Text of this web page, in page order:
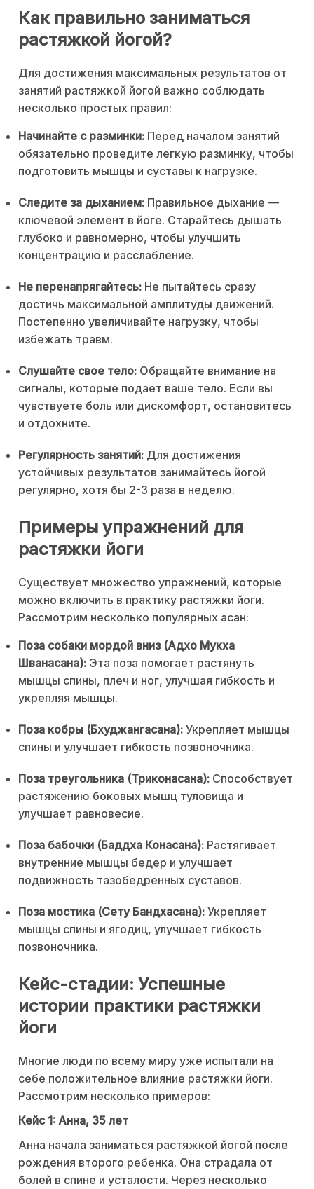
Как правильно заниматься
растяжкой йогой?
Для достижения максимальных результатов от
занятий растяжкой йогой важно соблюдать
несколько простых правил:
Начинайте с разминки: Перед началом занятий
обязательно проведите легкую разминку, чтобы
подготовить мышцы и суставы к нагрузке.
Следите за дыханием: Правильное дыхание —
ключевой элемент в йоге. Старайтесь дышать
глубоко и равномерно, чтобы улучшить
концентрацию и расслабление.
Не перенапрягайтесь: Не пытайтесь сразу
достичь максимальной амплитуды движений.
Постепенно увеличивайте нагрузку, чтобы
избежать травм.
Слушайте свое тело: Обращайте внимание на
сигналы, которые подает ваше тело. Если вы
чувствуете боль или дискомфорт, остановитесь
и отдохните.
Регулярность занятий: Для достижения
устойчивых результатов занимайтесь йогой
регулярно, хотя бы 2-3 раза в неделю.
Примеры упражнений для
растяжки йоги
Существует множество упражнений, которые
можно включить в практику растяжки йоги.
Рассмотрим несколько популярных асан:
Поза собаки мордой вниз (Адхо Мукха
Шванасана): Эта поза помогает растянуть
мышцы спины, плеч и ног, улучшая гибкость и
укрепляя мышцы.
Поза кобры (Бхуджангасана): Укрепляет мышцы
спины и улучшает гибкость позвоночника.
Поза треугольника (Триконасана): Способствует
растяжению боковых мышц туловища и
улучшает равновесие.
Поза бабочки (Баддха Конасана): Растягивает
внутренние мышцы бедер и улучшает
подвижность тазобедренных суставов.
Поза мостика (Сету Бандхасана): Укрепляет
мышцы спины и ягодиц, улучшает гибкость
позвоночника.
Кейс-стадии: Успешные
истории практики растяжки
йоги
Многие люди по всему миру уже испытали на
себе положительное влияние растяжки йоги.
Рассмотрим несколько примеров:
Кейс 1: Анна, 35 лет
Анна начала заниматься растяжкой йогой после
рождения второго ребенка. Она страдала от
болей в спине и усталости. Через несколько